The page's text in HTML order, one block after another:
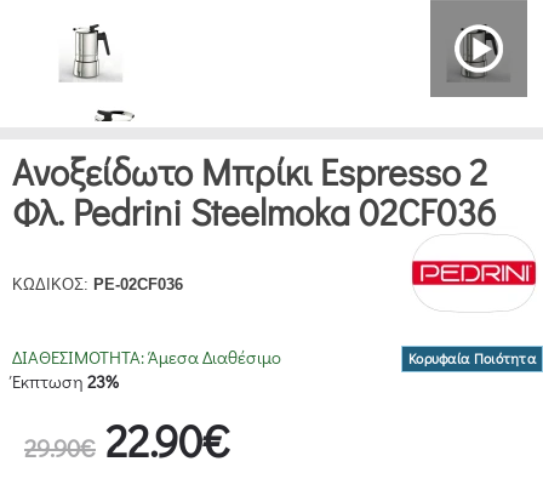
Ανοξείδωτο Μπρίκι Espresso 2
Φλ. Pedrini Steelmoka 02CF036
ΚΩΔΙΚΟΣ: PE-02CF036
Κορυφαία Ποιότητα
ΔΙΑΘΕΣΙΜΟΤΗΤΑ:Άμεσα Διαθέσιμο
Έκπτωση 23%
29.90€ 22.90€